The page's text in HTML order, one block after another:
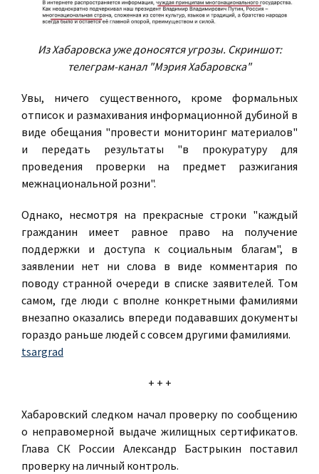
Из Хабаровска уже доносятся угрозы. Скриншот:
телеграм-канал "Мэрия Хабаровска"
Увы, ничего существенного, кроме формальных
отписок и размахивания информационной дубиной в
виде обещания "провести мониторинг материалов"
и передать результаты "в прокуратуру для
проведения проверки на предмет разжигания
межнациональной розни".
Однако, несмотря на прекрасные строки "каждый
гражданин имеет равное право на получение
поддержки и доступа к социальным благам", в
заявлении нет ни слова в виде комментария по
поводу странной очереди в списке заявителей. Том
самом, где люди с вполне конкретными фамилиями
внезапно оказались впереди подававших документы
гораздо раньше людей с совсем другими фамилиями.
tsargrad
+ + +
Хабаровский следком начал проверку по сообщению
о неправомерной выдаче жилищных сертификатов.
Глава СК России Александр Бастрыкин поставил
проверку на личный контроль.